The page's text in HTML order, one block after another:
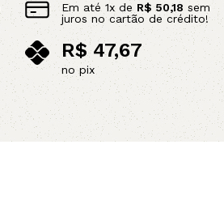
Em até 1x de R$50,18 sem
juros no cartão de crédito!
R$47,67
no pix
Adicionar ao carrinho